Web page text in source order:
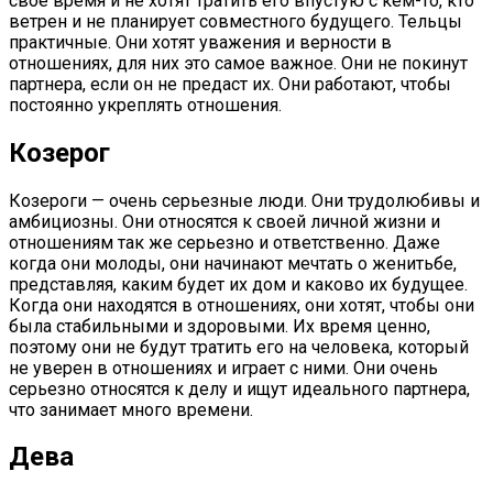
ветрен и не планирует совместного будущего. Тельцы
практичные. Они хотят уважения и верности в
отношениях, для них это самое важное. Они не покинут
партнера, если он не предаст их. Они работают, чтобы
постоянно укреплять отношения.
Козерог
Козероги — очень серьезные люди. Они трудолюбивы и
амбициозны. Они относятся к своей личной жизни и
отношениям так же серьезно и ответственно. Даже
когда они молоды, они начинают мечтать о женитьбе,
представляя, каким будет их дом и каково их будущее.
Когда они находятся в отношениях, они хотят, чтобы они
была стабильными и здоровыми. Их время ценно,
поэтому они не будут тратить его на человека, который
не уверен в отношениях и играет с ними. Они очень
серьезно относятся к делу и ищут идеального партнера,
что занимает много времени.
Дева